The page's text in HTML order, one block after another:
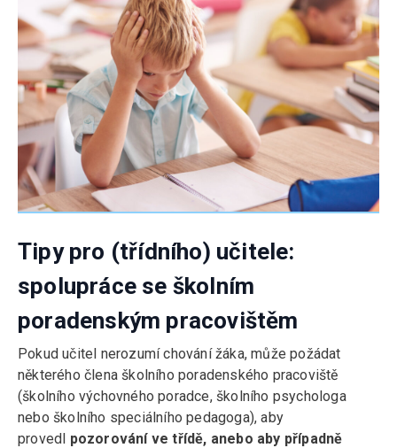
Tipy pro (třídního) učitele:
spolupráce se školním
poradenským pracovištěm
Pokud učitel nerozumí chování žáka, může požádat
některého člena školního poradenského pracoviště
(školního výchovného poradce, školního psychologa
nebo školního speciálního pedagoga), aby
provedl pozorování ve třídě, anebo aby případně